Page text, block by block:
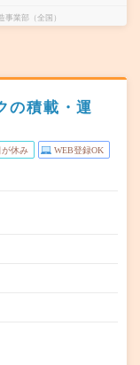
業部（全国）
の積載・運
が休み WEB登録OK